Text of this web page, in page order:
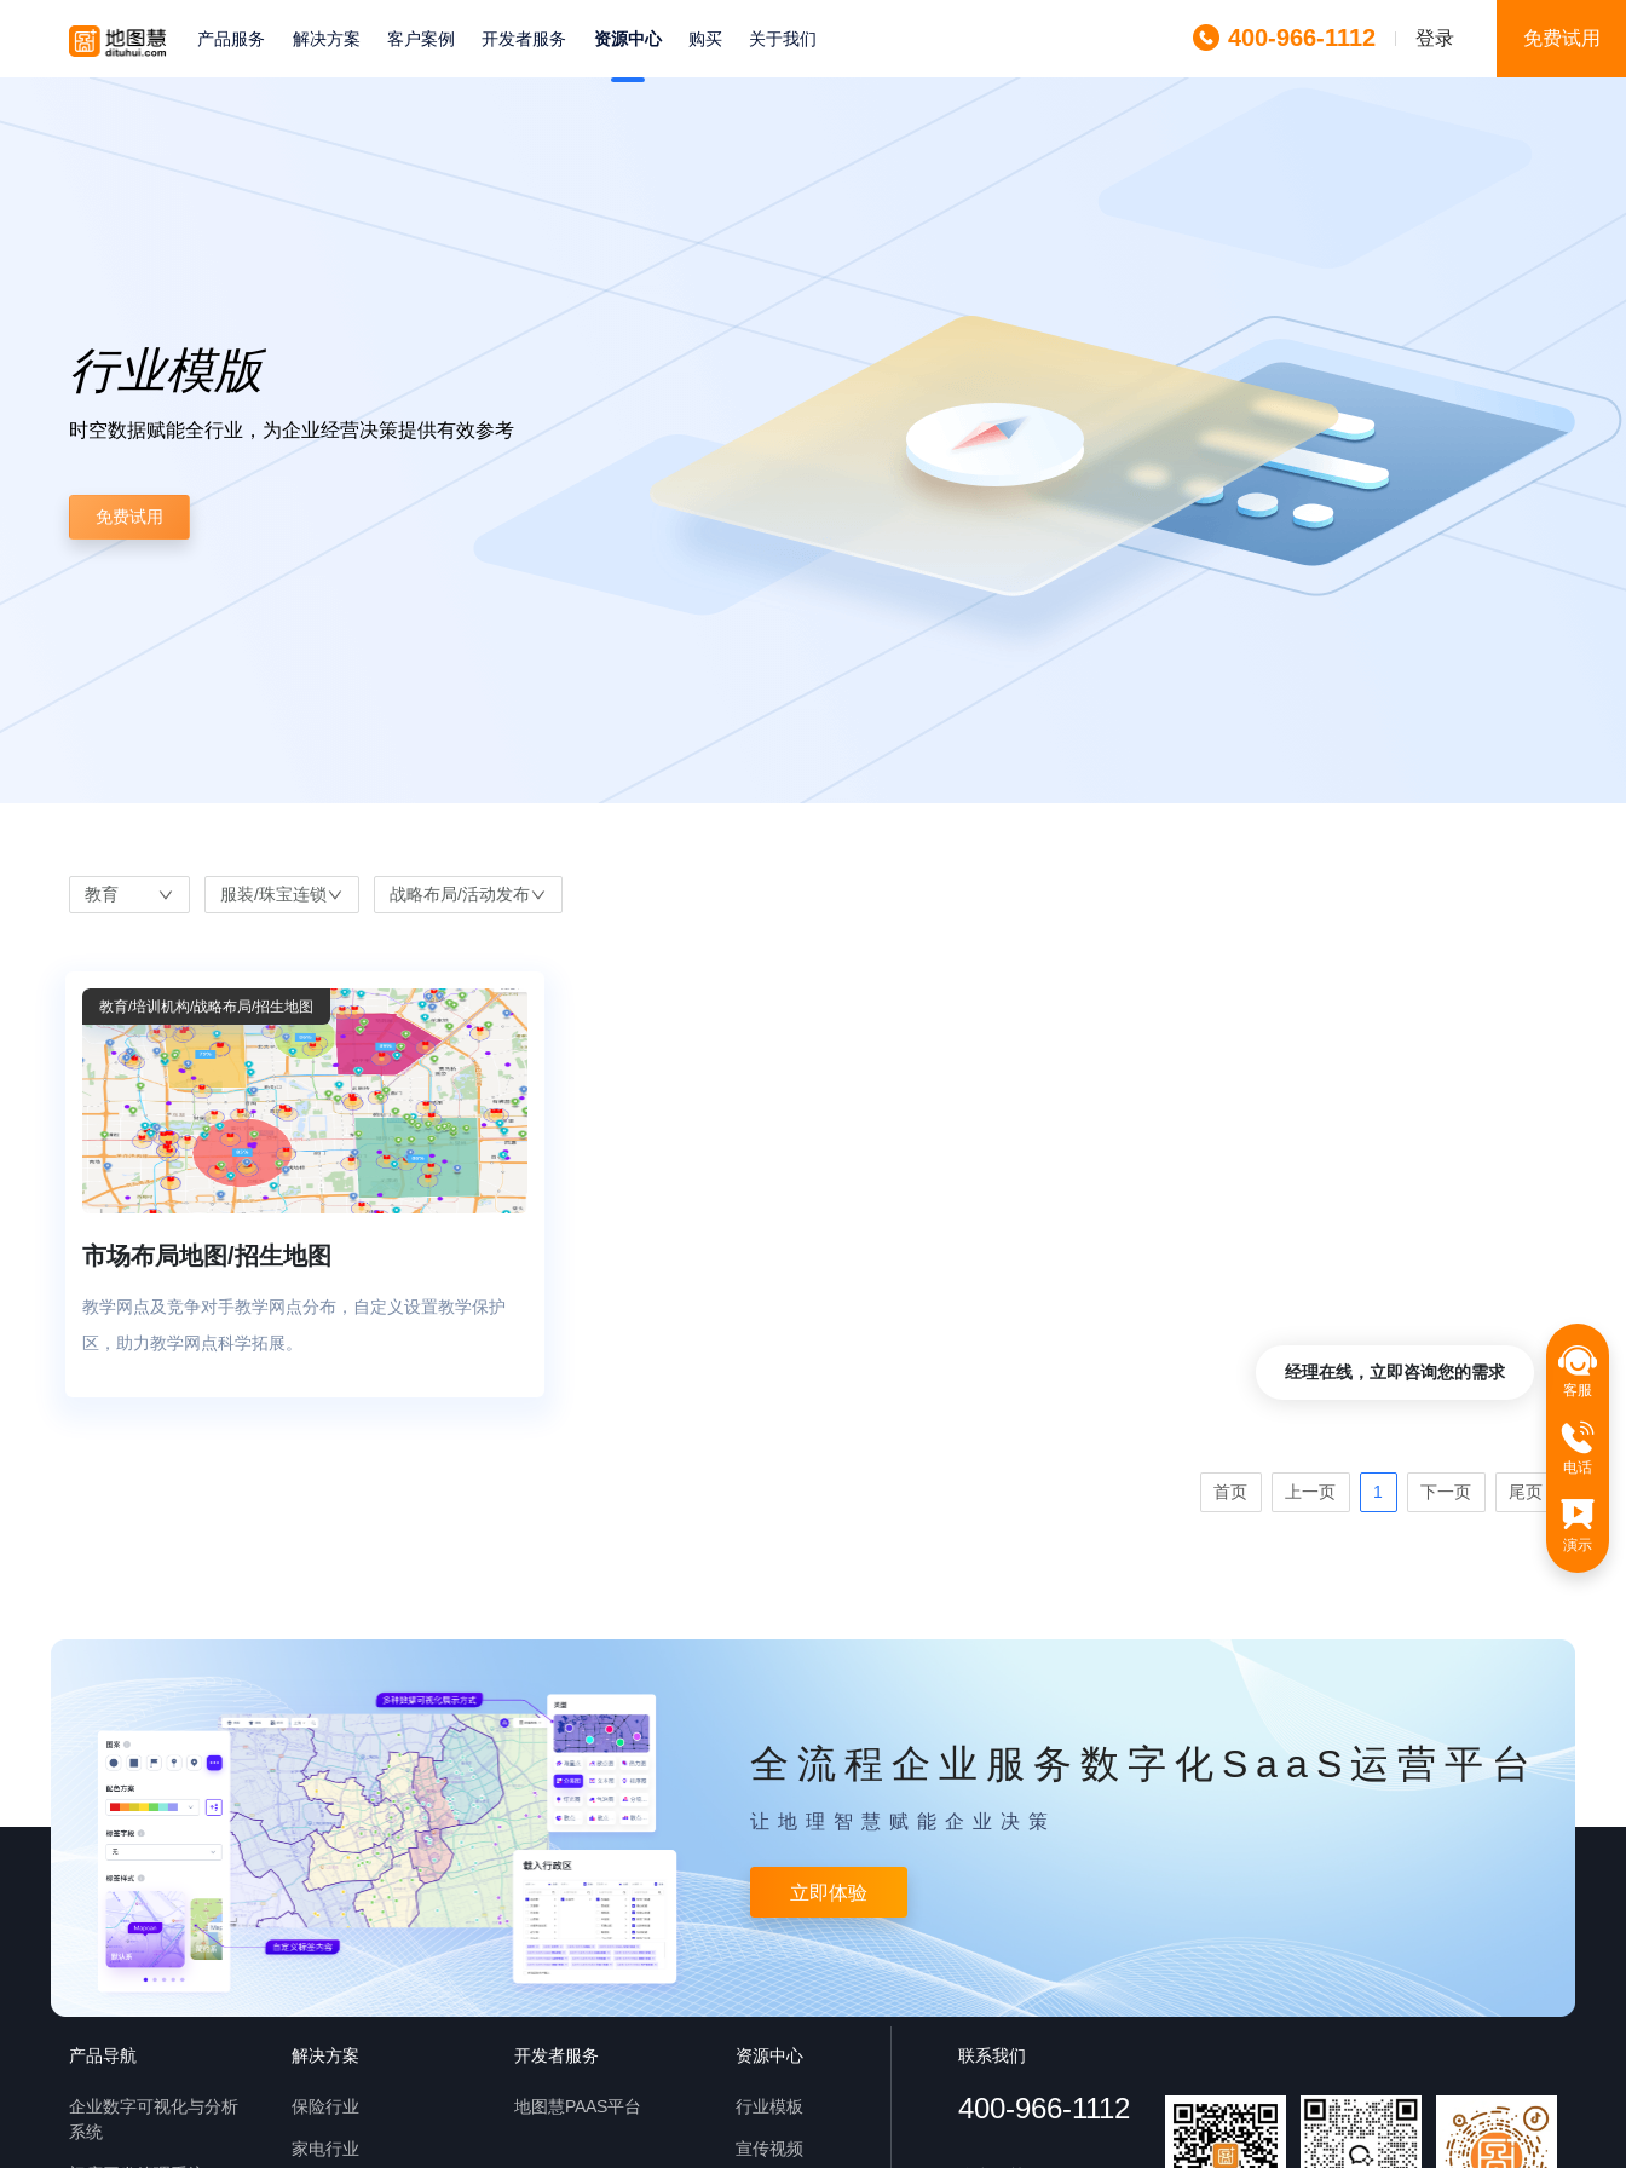
产品服务 解决方案 客户案例 开发者服务 资源中心 购买 关于我们 400-966-1112 登录 免费试用
行业模版
时空数据赋能全行业，为企业经营决策提供有效参考
免费试用
教育 服装/珠宝连锁 战略布局/活动发布
教育/培训机构/战略布局/招生地图
市场布局地图/招生地图
教学网点及竞争对手教学网点分布，自定义设置教学保护
区，助力教学网点科学拓展。
首页 上一页 1 下一页 尾页
全流程企业服务数字化SaaS运营平台
让地理智慧赋能企业决策
立即体验
产品导航
企业数字可视化与分析
系统
解决方案
保险行业
家电行业
开发者服务
地图慧PAAS平台
资源中心
行业模板
宣传视频
联系我们
400-966-1112
客服
电话
演示
经理在线，立即咨询您的需求